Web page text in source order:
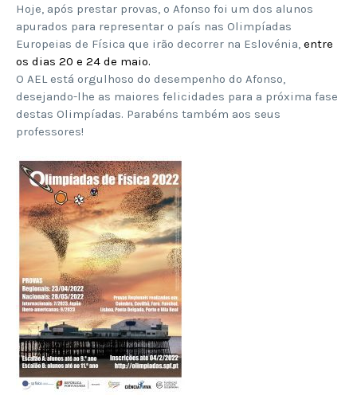
Hoje, após prestar provas, o Afonso foi um dos alunos
apurados para representar o país nas Olimpíadas
Europeias de Física que irão decorrer na Eslovénia, entre
os dias 20 e 24 de maio.
O AEL está orgulhoso do desempenho do Afonso,
desejando-lhe as maiores felicidades para a próxima fase
destas Olimpíadas. Parabéns também aos seus
professores!